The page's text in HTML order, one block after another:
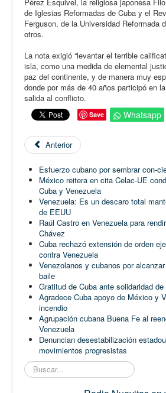
de Iglesias Reformadas de Cuba y el
Ferguson, de la Universidad Reformada
otros.
La nota exigió “levantar el terrible
isla, como una medida de elemental
paz del continente, y de manera muy
donde por más de 40 años participó en
salida al conflicto.
Save Whatsapp
Anterior
Esfuerzo cubano por sembrar con-
México reitera en cita Celac-UE
Cuba y Venezuela
Venezuela: Es un descaro total
de EEUU
Raúl Castro en Venezuela para
Chávez
Cuba rechazó extensión de orden
contra Venezuela
Venezolanos y cubanos por
baile
Gratitud de Cuba ante solidaridad
Agradece Cuba apoyo de México y
incendio
Agrupación cubana Buena Fe al
Venezuela
Denuncian desestabilización
movimientos progresistas
Buscar...